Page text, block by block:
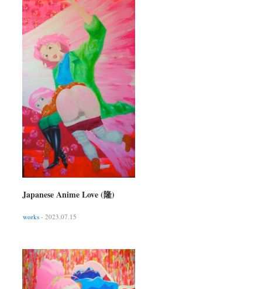
Japanese Anime Love (隆)
works - 2023.07.15